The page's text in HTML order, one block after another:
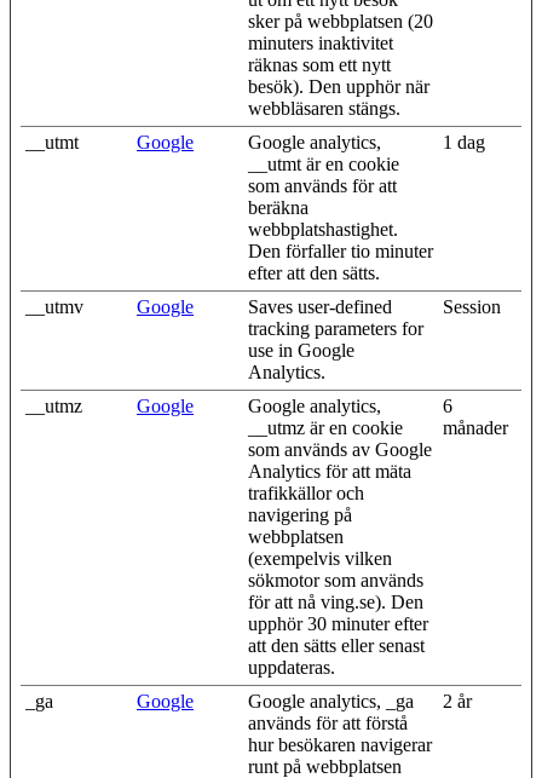
sker på webbplatsen (20
minuters inaktivitet
räknas som ett nytt
besök). Den upphör när
webbläsaren stängs.
__utmt
Google
Google analytics,
__utmt är en cookie
som används för att
beräkna
webbplatshastighet.
Den förfaller tio minuter
efter att den sätts.
1 dag
__utmv Google
Saves user-defined
tracking parameters for
use in Google
Analytics.
Session
__utmz Google
Google analytics,
__utmz är en cookie
som används av Google
Analytics för att mäta
trafikkällor och
navigering på
webbplatsen
(exempelvis vilken
sökmotor som används
för att nå ving.se). Den
upphör 30 minuter efter
att den sätts eller senast
uppdateras.
6
månader
_ga Google
Google analytics, _ga
används för att förstå
hur besökaren navigerar
runt på webbplatsen
2 år